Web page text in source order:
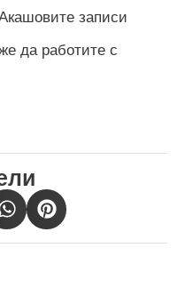
записи
да работите с